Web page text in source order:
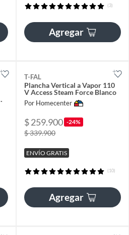
(3)
Agregar
T-FAL
Plancha Vertical a Vapor 110
V Access Steam Force Blanco
Por Homecenter
$ 259.900 -24%
$ 339.900
ENVÍO GRATIS
(10)
Agregar